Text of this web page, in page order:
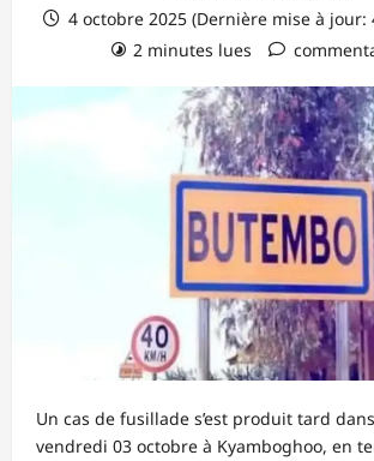
4 octobre 2025 (Dernière mise à jour:
2 minutes lues
Un cas de fusillade s’est produit tard
vendredi 03 octobre à Kyamboghoo, en